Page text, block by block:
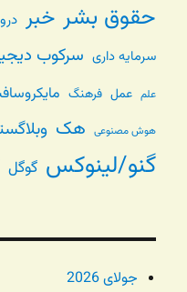
حقوق بشر خبر
سرمایه داری سرکوب
علم عمل فرهنگ
هوش مصنوعی هک
گنو/لینوکس گوگل
جولای 2026